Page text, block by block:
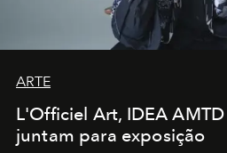
ARTE
L'Officiel Art, IDEA AMTD
juntam para exposição